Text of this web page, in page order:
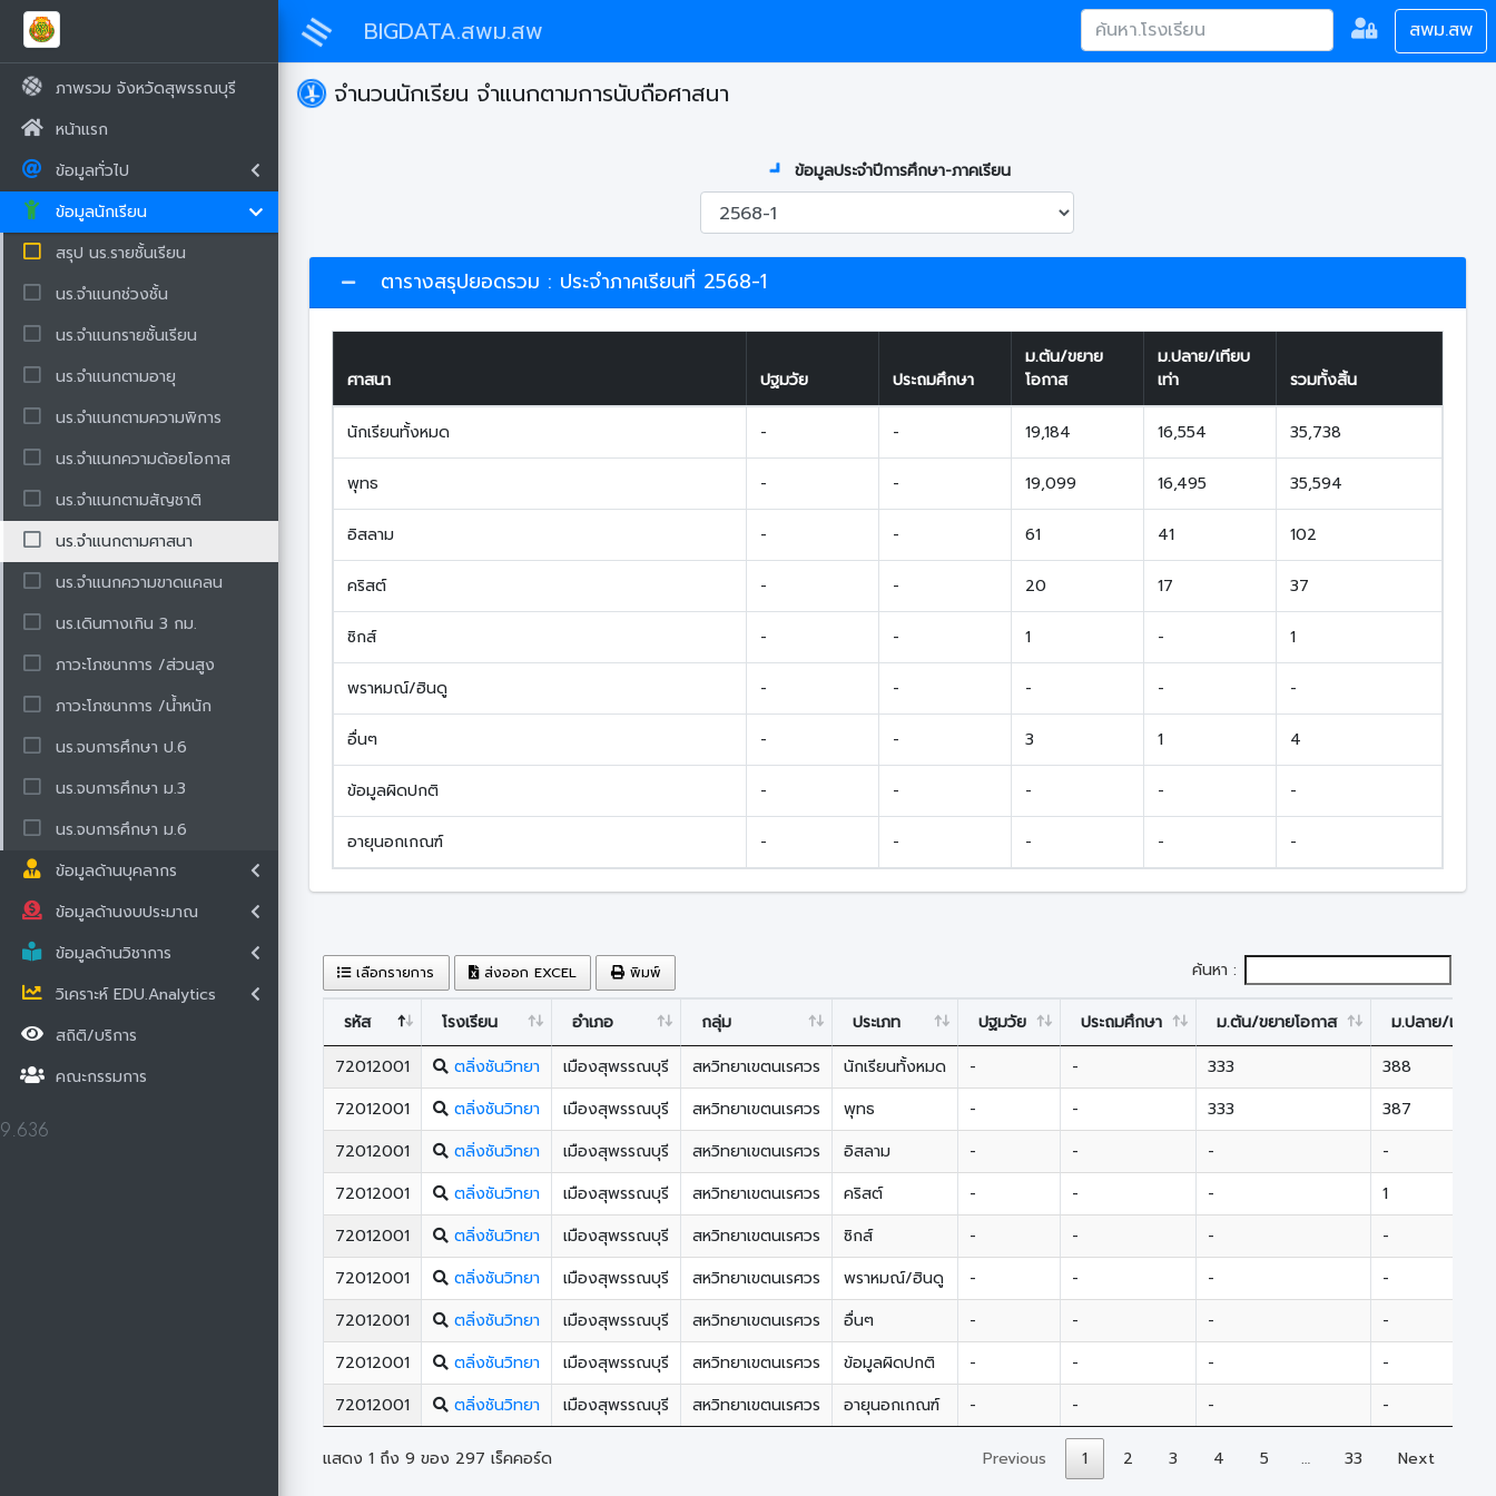
BIGDATA.สพม.สพ สพม.สพ
ภาพรวม จังหวัดสุพรรณบุรี
หน้าแรก
ข้อมูลทั่วไป
ข้อมูลนักเรียน
สรุป นร.รายชั้นเรียน
นร.จำแนกช่วงชั้น
นร.จำแนกรายชั้นเรียน
นร.จำแนกตามอายุ
นร.จำแนกตามความพิการ
นร.จำแนกความด้อยโอกาส
นร.จำแนกตามสัญชาติ
นร.จำแนกตามศาสนา
นร.จำแนกความขาดแคลน
นร.เดินทางเกิน 3 กม.
ภาวะโภชนาการ /ส่วนสูง
ภาวะโภชนาการ /น้ำหนัก
นร.จบการศึกษา ป.6
นร.จบการศึกษา ม.3
นร.จบการศึกษา ม.6
ข้อมูลด้านบุคลากร
ข้อมูลด้านงบประมาณ
ข้อมูลด้านวิชาการ
วิเคราะห์ EDU.Analytics
สถิติ/บริการ
คณะกรรมการ
9.636
จำนวนนักเรียน จำแนกตามการนับถือศาสนา
ข้อมูลประจำปีการศึกษา-ภาคเรียน
ตารางสรุปยอดรวม : ประจำภาคเรียนที่ 2568-1
ศาสนา ปฐมวัย ประถมศึกษา
ม.ต้น/ขยาย
โอกาส
ม.ปลาย/เทียบ
เท่า
รวมทั้งสิ้น
นักเรียนทั้งหมด - - 19,184 16,554 35,738
พุทธ - - 19,099 16,495 35,594
อิสลาม - - 61 41 102
คริสต์ - - 20 17 37
ซิกส์ - - 1 - 1
พราหมณ์/ฮินดู - - - - -
อื่นๆ - - 3 1 4
ข้อมูลผิดปกติ - - - - -
อายุนอกเกณฑ์ - - - - -
เลือกรายการ ส่งออก EXCEL พิมพ์ ค้นหา :
รหัส โรงเรียน อำเภอ กลุ่ม ประเภท ปฐมวัย ประถมศึกษา ม.ต้น/ขยายโอกาส
ม.ปลาย/เทียบเ
72012001
ตลิ่งชันวิทยา เมืองสุพรรณบุรี สหวิทยาเขตนเรศวร นักเรียนทั้งหมด - - 333
388
72012001
ตลิ่งชันวิทยา เมืองสุพรรณบุรี สหวิทยาเขตนเรศวร พุทธ - - 333
387
72012001
ตลิ่งชันวิทยา เมืองสุพรรณบุรี สหวิทยาเขตนเรศวร อิสลาม - - -
-
72012001
ตลิ่งชันวิทยา เมืองสุพรรณบุรี สหวิทยาเขตนเรศวร คริสต์ - - -
1
72012001
ตลิ่งชันวิทยา เมืองสุพรรณบุรี สหวิทยาเขตนเรศวร ซิกส์ - - -
-
72012001
ตลิ่งชันวิทยา เมืองสุพรรณบุรี สหวิทยาเขตนเรศวร พราหมณ์/ฮินดู - - -
-
72012001
ตลิ่งชันวิทยา เมืองสุพรรณบุรี สหวิทยาเขตนเรศวร อื่นๆ - - -
-
72012001
ตลิ่งชันวิทยา เมืองสุพรรณบุรี สหวิทยาเขตนเรศวร ข้อมูลผิดปกติ - - -
-
72012001
ตลิ่งชันวิทยา เมืองสุพรรณบุรี สหวิทยาเขตนเรศวร อายุนอกเกณฑ์ - - - -
แสดง 1 ถึง 9 ของ 297 เร็คคอร์ด Previous 1 2 3 4 5 … 33 Next